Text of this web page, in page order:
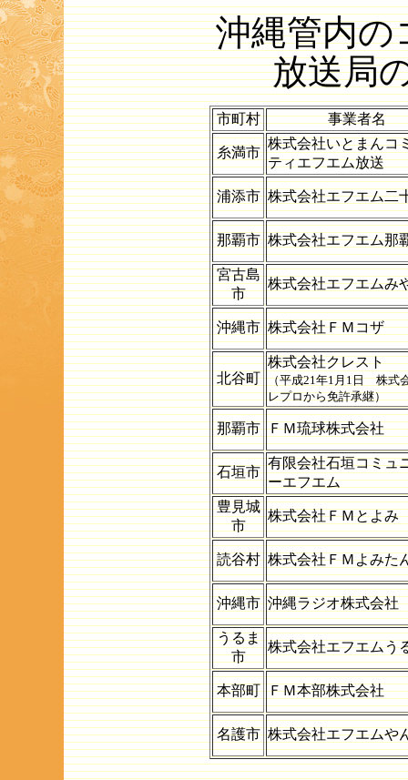
沖縄管内の
放送局
市町村 事業者名
糸満市
株式会社いとまんコ
ティエフエム放送
浦添市 株式会社エフエム二
那覇市 株式会社エフエム那
宮古島
市
株式会社エフエムみ
沖縄市 株式会社ＦＭコザ
北谷町
株式会社クレスト
（平成21年1月1日 株式
レプロから免許承継）
那覇市 ＦＭ琉球株式会社
石垣市
有限会社石垣コミュ
ーエフエム
豊見城
市
株式会社ＦＭとよみ
読谷村 株式会社ＦＭよみた
沖縄市 沖縄ラジオ株式会社
うるま
市
株式会社エフエムう
本部町 ＦＭ本部株式会社
名護市 株式会社エフエムや